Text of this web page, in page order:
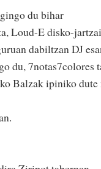
du bihar
Loud-E disko-
dabiltzan DJ
du, 7notas7colores
Balzak ipiniko dute